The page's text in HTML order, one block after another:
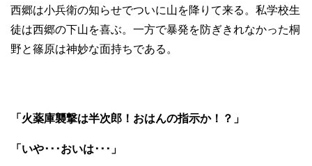
西郷は小兵衛の知らせでついに山を降りて来る。私学校生
徒は西郷の下山を喜ぶ。一方で暴発を防ぎきれなかった桐
野と篠原は神妙な面持ちである。
「火薬庫襲撃は半次郎！おはんの指示か！？」
「いや･･･おいは･･･」